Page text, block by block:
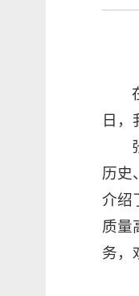
日，
历史
介绍
质量
务，